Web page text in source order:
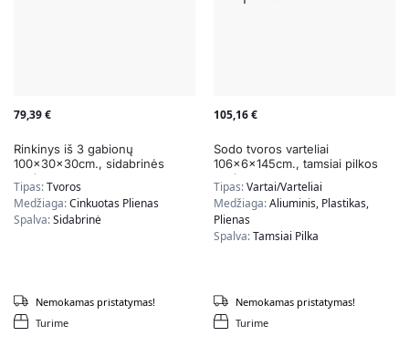
79,39€
Rinkinys iš 3 gabionų
100x30x30cm., sidabrinės
spalvos
Tipas:Tvoros
Medžiaga:Cinkuotas Plienas
Spalva:Sidabrinė
Turime
Nemokamas pristatymas!
105,16€
Sodo tvoros varteliai
106x6x145cm., tamsiai pilkos
spalvos
Tipas:Vartai/varteliai
Medžiaga:Aliuminis, Plastikas,
Plienas
Spalva:Tamsiai Pilka
Turime
Nemokamas pristatymas!